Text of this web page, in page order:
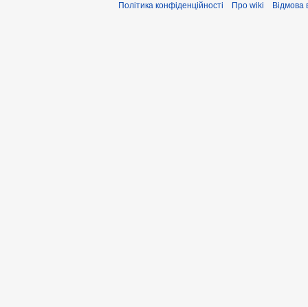
Політика конфіденційності Про wiki Відмова